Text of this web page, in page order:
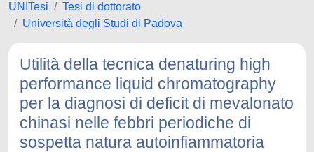
UNITesi
Tesi di dottorato
Università degli Studi di Padova
Utilità della tecnica denaturing high
performance liquid chromatography
per la diagnosi di deficit di mevalonato
chinasi nelle febbri periodiche di
sospetta natura autoinfiammatoria